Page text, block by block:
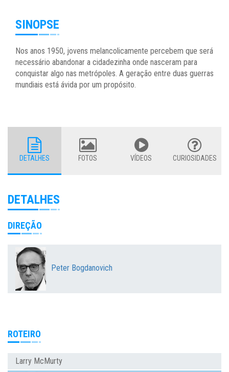
SINOPSE
Nos anos 1950, jovens melancolicamente percebem que será
necessário abandonar a cidadezinha onde nasceram para
conquistar algo nas metrópoles. A geração entre duas guerras
mundiais está ávida por um propósito.
DETALHES FOTOS VÍDEOS CURIOSIDADES
DETALHES
DIREÇÃO
Peter Bogdanovich
ROTEIRO
Larry McMurty